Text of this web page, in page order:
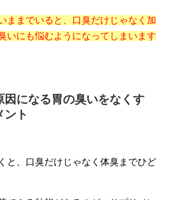
ままでいると、口臭だけじゃなく加
いにも悩むようになってしまいます
因になる胃の臭いをなくす
ント
と、口臭だけじゃなく体臭までひど